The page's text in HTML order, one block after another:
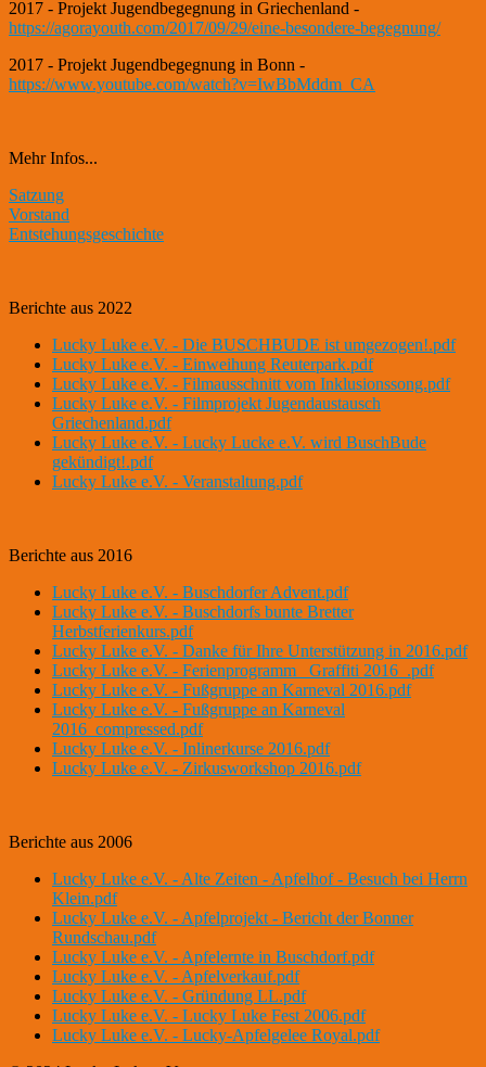
2017 - Projekt Jugendbegegnung in Griechenland -
https://agorayouth.com/2017/09/29/eine-besondere-begegnung/
2017 - Projekt Jugendbegegnung in Bonn -
https://www.youtube.com/watch?v=IwBbMddm_CA
Mehr Infos...
Satzung
Vorstand
Entstehungsgeschichte
Berichte aus 2022
Lucky Luke e.V. - Die BUSCHBUDE ist umgezogen!.pdf
Lucky Luke e.V. - Einweihung Reuterpark.pdf
Lucky Luke e.V. - Filmausschnitt vom Inklusionssong.pdf
Lucky Luke e.V. - Filmprojekt Jugendaustausch
Griechenland.pdf
Lucky Luke e.V. - Lucky Lucke e.V. wird BuschBude
gekündigt!.pdf
Lucky Luke e.V. - Veranstaltung.pdf
Berichte aus 2016
Lucky Luke e.V. - Buschdorfer Advent.pdf
Lucky Luke e.V. - Buschdorfs bunte Bretter
Herbstferienkurs.pdf
Lucky Luke e.V. - Danke für Ihre Unterstützung in 2016.pdf
Lucky Luke e.V. - Ferienprogramm _Graffiti 2016_.pdf
Lucky Luke e.V. - Fußgruppe an Karneval 2016.pdf
Lucky Luke e.V. - Fußgruppe an Karneval
2016_compressed.pdf
Lucky Luke e.V. - Inlinerkurse 2016.pdf
Lucky Luke e.V. - Zirkusworkshop 2016.pdf
Berichte aus 2006
Lucky Luke e.V. - Alte Zeiten - Apfelhof - Besuch bei Herrn
Klein.pdf
Lucky Luke e.V. - Apfelprojekt - Bericht der Bonner
Rundschau.pdf
Lucky Luke e.V. - Apfelernte in Buschdorf.pdf
Lucky Luke e.V. - Apfelverkauf.pdf
Lucky Luke e.V. - Gründung LL.pdf
Lucky Luke e.V. - Lucky Luke Fest 2006.pdf
Lucky Luke e.V. - Lucky-Apfelgelee Royal.pdf